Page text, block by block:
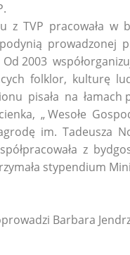
z TVP pracowała w
prowadzonej
Od 2003
folklor, kulturę
pisała na łamach
„ Wesołe
im. Tadeusza
z
stypendium
Barbara